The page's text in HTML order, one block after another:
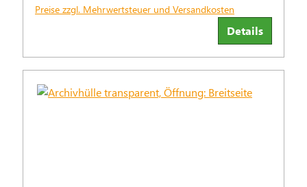
Preise zzgl. Mehrwertsteuer und Versandkosten
Details